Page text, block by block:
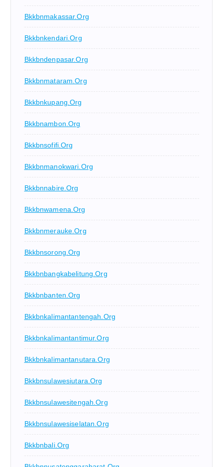
Bkkbnmakassar.org
Bkkbnkendari.org
Bkkbndenpasar.org
Bkkbnmataram.org
Bkkbnkupang.org
Bkkbnambon.org
Bkkbnsofifi.org
Bkkbnmanokwari.org
Bkkbnnabire.org
Bkkbnwamena.org
Bkkbnmerauke.org
Bkkbnsorong.org
Bkkbnbangkabelitung.org
Bkkbnbanten.org
Bkkbnkalimantantengah.org
Bkkbnkalimantantimur.org
Bkkbnkalimantanutara.org
Bkkbnsulawesiutara.org
Bkkbnsulawesitengah.org
Bkkbnsulawesiselatan.org
Bkkbnbali.org